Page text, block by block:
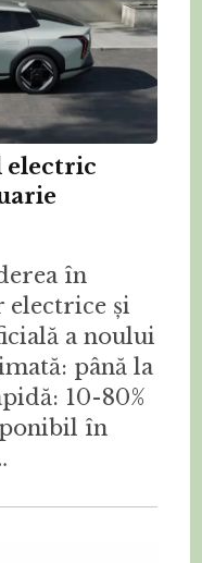
electric
în
electrice și
a noului
până la
10-80%
în